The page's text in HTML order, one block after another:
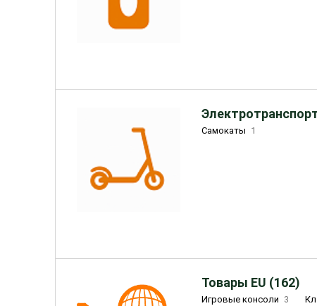
Самокаты 1
Товары EU (162)
Игровые консоли 3